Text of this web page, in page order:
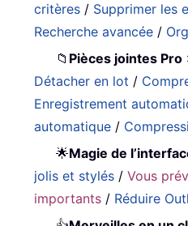
critères / Supprimer les
Recherche avancée /
📁 Pièces jointes Pro
Détacher en lot /
Enregistrement
automatique /
🌟Magie de
jolis et stylés /Vous
importants / Réduire